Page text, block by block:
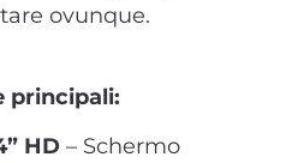
ovunque.
principali:
HD – Schermo